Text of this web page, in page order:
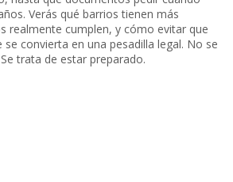
Verás qué barrios tienen más
realmente cumplen, y cómo evitar que
convierta en una pesadilla legal. No se
trata de estar preparado.